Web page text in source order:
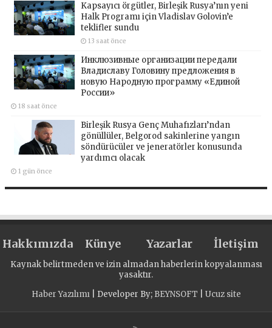
Kapsayıcı örgütler, Birleşik Rusya’nın yeni
Halk Programı için Vladislav Golovin’e
teklifler sundu
13 saat önce
Инклюзивные организации передали
Владиславу Головину предложения в
новую Народную программу «Единой
России»
18 saat önce
Birleşik Rusya Genç Muhafızları’ndan
gönüllüler, Belgorod sakinlerine yangın
söndürücüler ve jeneratörler konusunda
yardımcı olacak
1 gün önce
Hakkımızda Künye Yazarlar İletişim
Kaynak belirtmeden ve izin almadan haberlerin kopyalanması
yasaktır.
Haber Yazılımı| Developer By; BEYNSOFT Ucuz site